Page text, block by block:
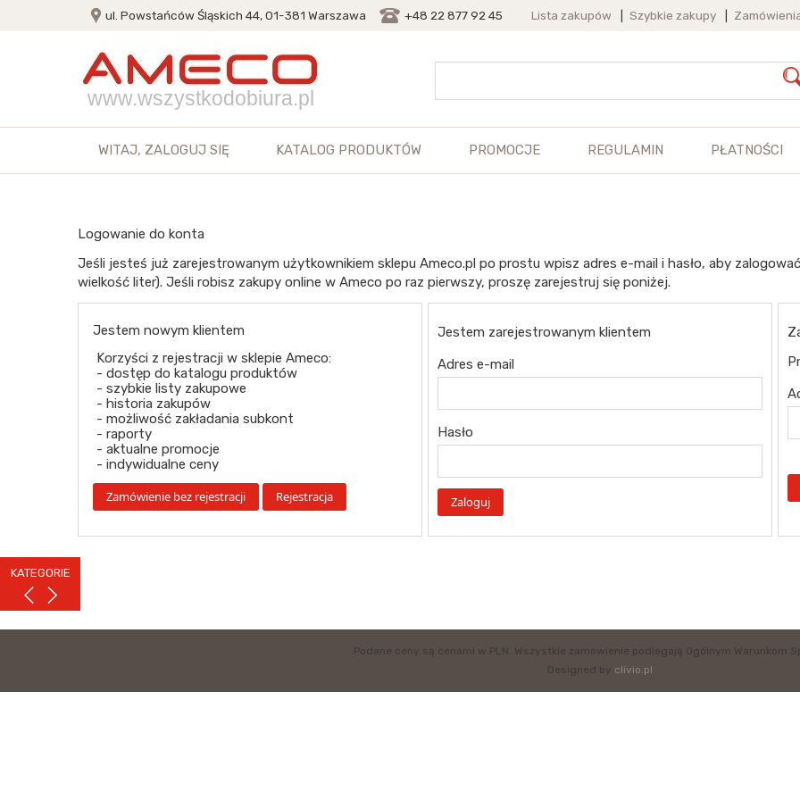
KATEGORIE
ul. Powstańców Śląskich 44, 01-381 Warszawa +48 22 877 92 45 Lista zakupów Szybkie zakupy
www.wszystkodobiura.pl
WITAJ, ZALOGUJ SIĘ KATALOG PRODUKTÓW PROMOCJE REGULAMIN PŁATNOŚCI
Logowanie do konta
Jeśli jesteś już zarejestrowanym użytkownikiem sklepu Ameco.pl po prostu wpisz adres e-mail i hasło, aby
wielkość liter). Jeśli robisz zakupy online w Ameco po raz pierwszy, proszę zarejestruj się poniżej.
Jestem nowym klientem
Korzyści z rejestracji w sklepie Ameco:
- dostęp do katalogu produktów
- szybkie listy zakupowe
- historia zakupów
- możliwość zakładania subkont
- raporty
- aktualne promocje
- indywidualne ceny
Jestem zarejestrowanym klientem
Adres e-mail
Hasło
Podane ceny są cenami w PLN. Wszystkie zamówienie podlegają Ogólnym Warunkom
Designed by clivio.pl